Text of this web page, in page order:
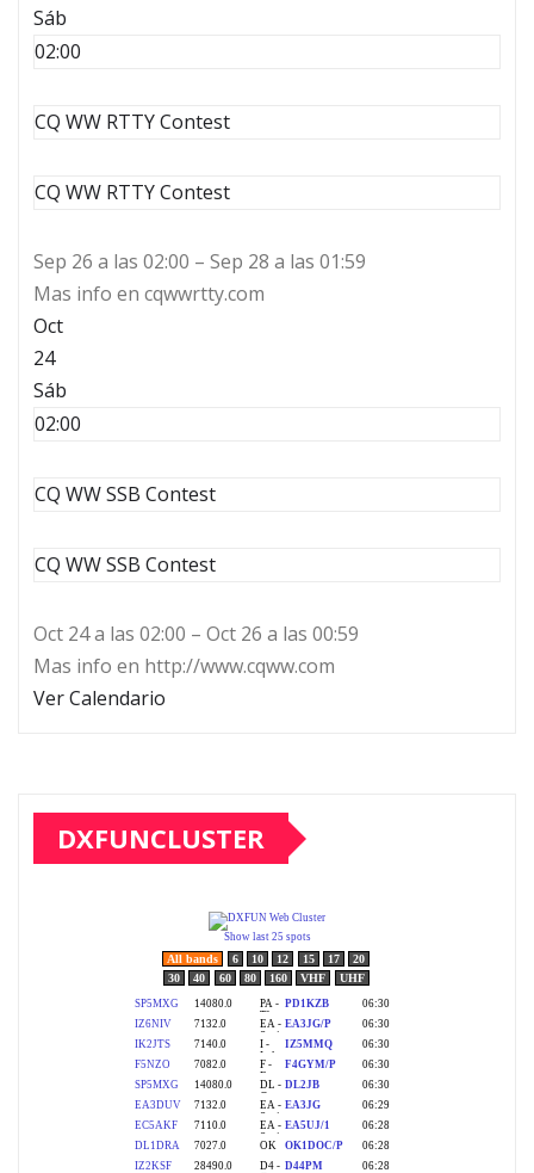
Sáb
02:00
CQ WW RTTY Contest
CQ WW RTTY Contest
Sep 26 a las 02:00 – Sep 28 a las 01:59
Mas info en cqwwrtty.com
Oct
24
Sáb
02:00
CQ WW SSB Contest
CQ WW SSB Contest
Oct 24 a las 02:00 – Oct 26 a las 00:59
Mas info en http://www.cqww.com
Ver Calendario
DXFUNCLUSTER